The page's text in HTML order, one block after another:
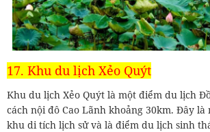
17. Khu du lịch Xẻo Quýt
Khu du lịch Xẻo Quýt là một điểm du lịch
cách nội đô Cao Lãnh khoảng 30km. Đây
khu di tích lịch sử và là điểm du lịch sinh